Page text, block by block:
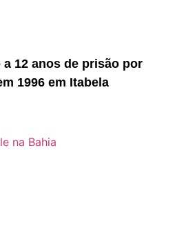
12 anos de prisão por
1996 em Itabela